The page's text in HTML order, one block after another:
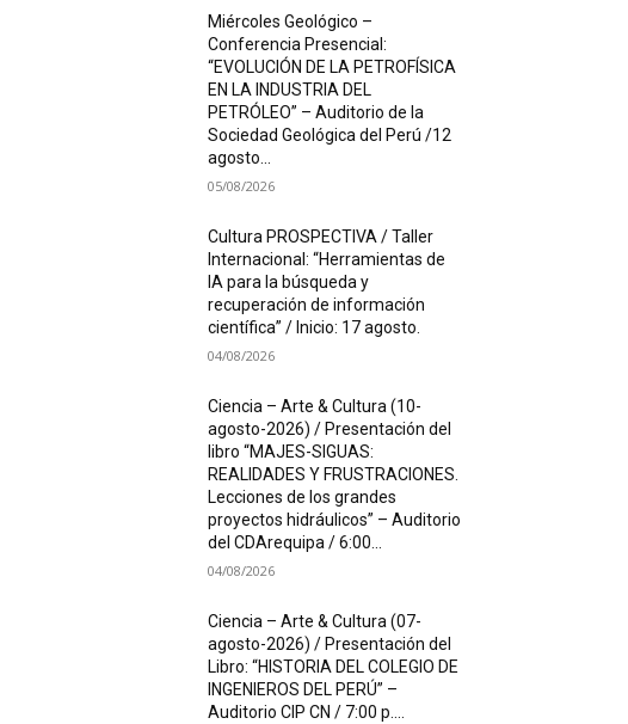
Miércoles Geológico –
Conferencia Presencial:
“EVOLUCIÓN DE LA PETROFÍSICA
EN LA INDUSTRIA DEL
PETRÓLEO” – Auditorio de la
Sociedad Geológica del Perú /12
agosto...
05/08/2026
Cultura PROSPECTIVA / Taller
Internacional: “Herramientas de
IA para la búsqueda y
recuperación de información
científica” / Inicio: 17 agosto.
04/08/2026
Ciencia – Arte & Cultura (10-
agosto-2026) / Presentación del
libro “MAJES-SIGUAS:
REALIDADES Y FRUSTRACIONES.
Lecciones de los grandes
proyectos hidráulicos” – Auditorio
del CDArequipa / 6:00...
04/08/2026
Ciencia – Arte & Cultura (07-
agosto-2026) / Presentación del
Libro: “HISTORIA DEL COLEGIO DE
INGENIEROS DEL PERÚ” –
Auditorio CIP CN / 7:00 p....